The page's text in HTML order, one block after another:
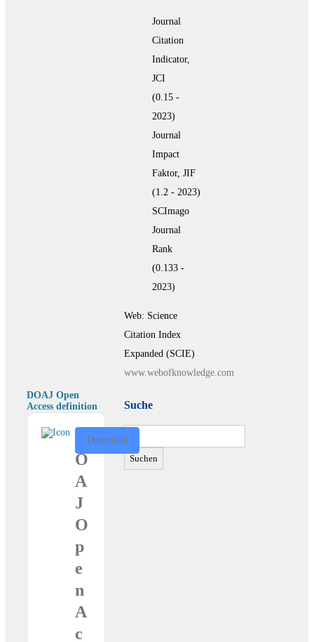
Journal
Citation
Indicator,
JCI
(0.15 -
2023)
Journal
Impact
Faktor, JIF
(1.2 - 2023)
SCImago
Journal
Rank
(0.133 -
2023)
Web: Science
Citation Index
Expanded (SCIE)
www.webofknowledge.com
DOAJ Open
Access definition
O
A
J
O
p
e
n
A
c
Download
Suche
Suchen
nach: